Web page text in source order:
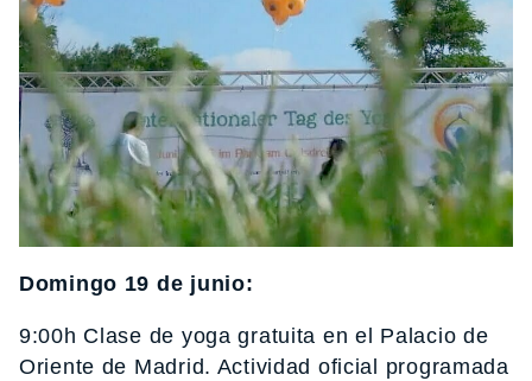
Domingo 19 de junio:
9:00h Clase de yoga gratuita en el Palacio de
Oriente de Madrid. Actividad oficial programada